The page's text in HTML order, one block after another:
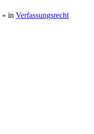
» in Verfassungsrecht